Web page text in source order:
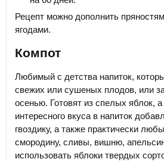
Рецепт можно дополнить
ягодами.
Компот
Любимый с детства напиток,
свежих или сушеных плодов, или
осенью. Готовят из спелых яблок,
интересного вкуса в напиток
гвоздику, а также практически
смородину, сливы, вишню,
использовать яблоки твердых